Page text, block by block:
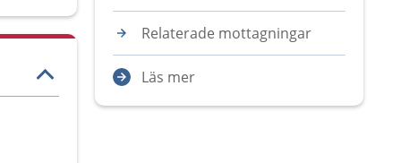
Relaterade mottagningar
Läs mer